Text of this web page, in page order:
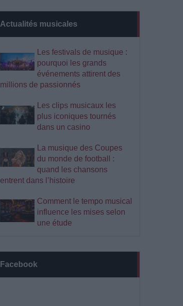
Actualités musicales
Les festivals de musique :
pourquoi les grands
événements attirent des
millions de passionnés
Les clips musicaux les
plus iconiques tournés
dans un casino
La musique des Coupes
du monde de football :
quand les chansons
entrent dans l’histoire
Comment le tempo musical
influence les mises selon
une étude
Facebook